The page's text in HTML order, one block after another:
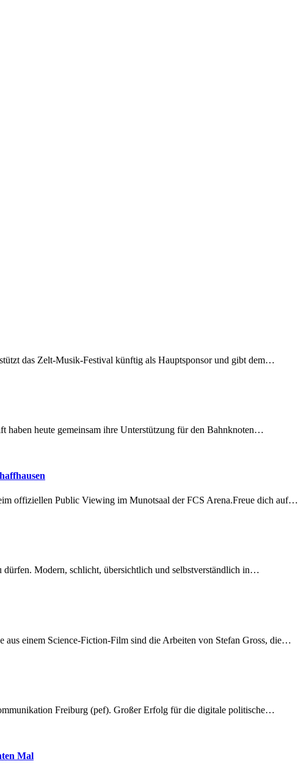
das Zelt-Musik-Festival künftig als Hauptsponsor und gibt dem…
haben heute gemeinsam ihre Unterstützung für den Bahnknoten…
offiziellen Public Viewing im Munotsaal der FCS Arena.Freue dich auf…
dürfen. Modern, schlicht, übersichtlich und selbstverständlich in…
einem Science-Fiction-Film sind die Arbeiten von Stefan Gross, die…
Freiburg (pef). Großer Erfolg für die digitale politische…
Mal